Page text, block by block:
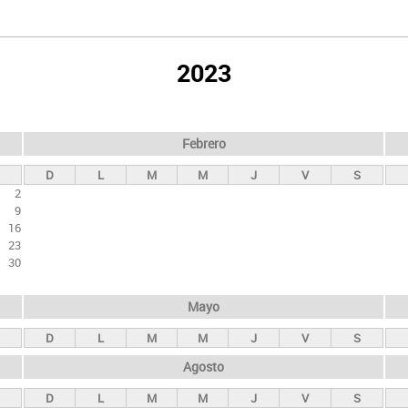
2023
2
9
16
23
30
Febrero
D L M M J V S
Mayo
D L M M J V S
Agosto
D L M M J V S